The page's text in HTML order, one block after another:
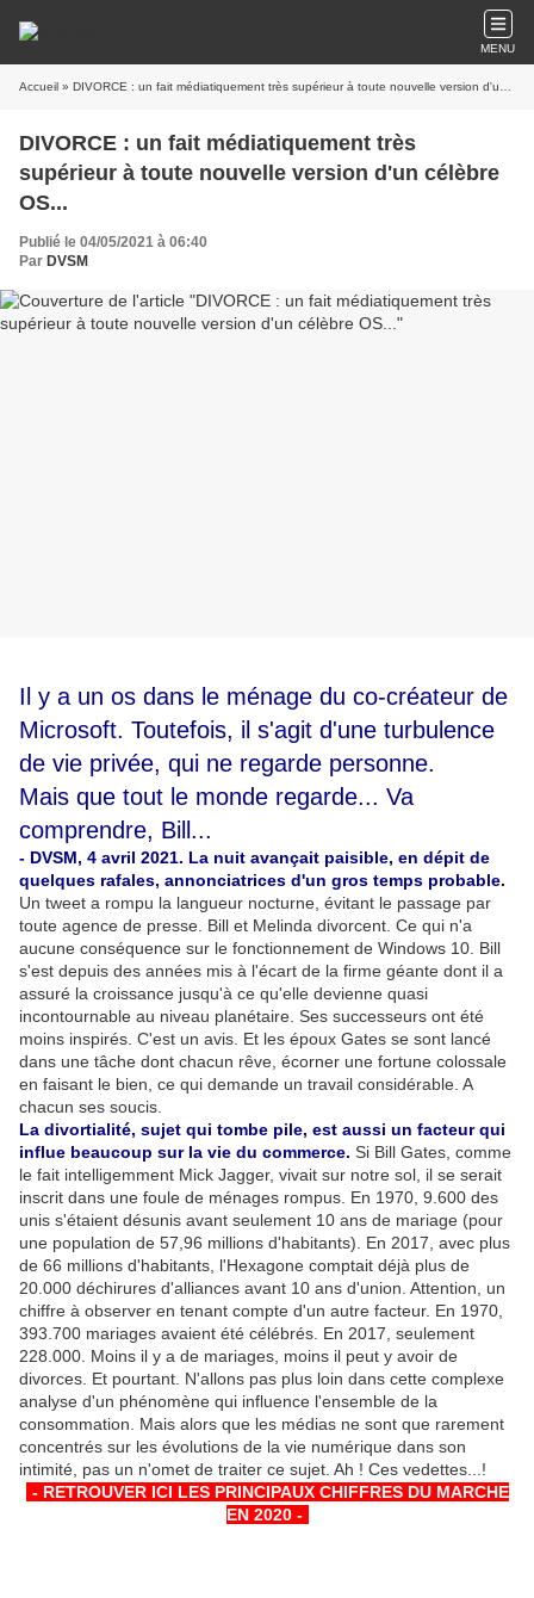
MENU
Accueil » DIVORCE : un fait médiatiquement très supérieur à toute nouvelle version d'un célèbre OS...
DIVORCE : un fait médiatiquement très
supérieur à toute nouvelle version d'un célèbre
OS...
Publié le 04/05/2021 à 06:40
Par DVSM
Il y a un os dans le ménage du co-créateur de
Microsoft. Toutefois, il s'agit d'une turbulence
de vie privée, qui ne regarde personne.
Mais que tout le monde regarde... Va
comprendre, Bill...
- DVSM, 4 avril 2021. La nuit avançait paisible, en dépit de
quelques rafales, annonciatrices d'un gros temps probable.
Un tweet a rompu la langueur nocturne, évitant le passage par
toute agence de presse. Bill et Melinda divorcent. Ce qui n'a
aucune conséquence sur le fonctionnement de Windows 10. Bill
s'est depuis des années mis à l'écart de la firme géante dont il a
assuré la croissance jusqu'à ce qu'elle devienne quasi
incontournable au niveau planétaire. Ses successeurs ont été
moins inspirés. C'est un avis. Et les époux Gates se sont lancé
dans une tâche dont chacun rêve, écorner une fortune colossale
en faisant le bien, ce qui demande un travail considérable. A
chacun ses soucis.
La divortialité, sujet qui tombe pile, est aussi un facteur qui
influe beaucoup sur la vie du commerce. Si Bill Gates, comme
le fait intelligemment Mick Jagger, vivait sur notre sol, il se serait
inscrit dans une foule de ménages rompus. En 1970, 9.600 des
unis s'étaient désunis avant seulement 10 ans de mariage (pour
une population de 57,96 millions d'habitants). En 2017, avec plus
de 66 millions d'habitants, l'Hexagone comptait déjà plus de
20.000 déchirures d'alliances avant 10 ans d'union. Attention, un
chiffre à observer en tenant compte d'un autre facteur. En 1970,
393.700 mariages avaient été célébrés. En 2017, seulement
228.000. Moins il y a de mariages, moins il peut y avoir de
divorces. Et pourtant. N'allons pas plus loin dans cette complexe
analyse d'un phénomène qui influence l'ensemble de la
consommation. Mais alors que les médias ne sont que rarement
concentrés sur les évolutions de la vie numérique dans son
intimité, pas un n'omet de traiter ce sujet. Ah ! Ces vedettes...!
- RETROUVER ICI LES PRINCIPAUX CHIFFRES DU MARCHE
EN 2020 --